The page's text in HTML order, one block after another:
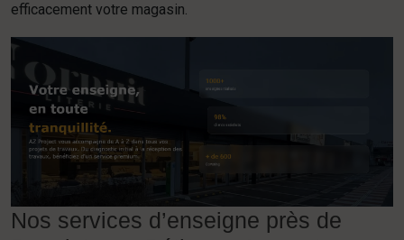
efficacement votre magasin.
Nos services d’enseigne près de